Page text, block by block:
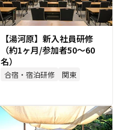
【湯河原】新入社員研修
（約1ヶ月/参加者50～60
名）
合宿・宿泊研修 関東